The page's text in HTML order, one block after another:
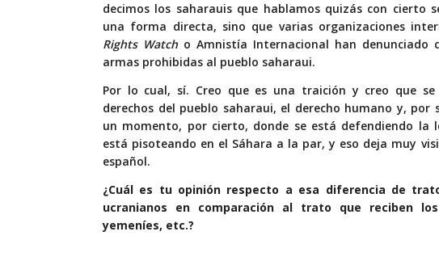
decimos los saharauis que hablamos quizás con cierto
una forma directa, sino que varias organizaciones
Rights Watch o Amnistía Internacional han denunciado
armas prohibidas al pueblo saharaui.
Por lo cual, sí. Creo que es una traición y creo que
derechos del pueblo saharaui, el derecho humano y,
un momento, por cierto, donde se está defendiendo la
está pisoteando en el Sáhara a la par, y eso deja muy
español.
¿Cuál es tu opinión respecto a esa diferencia de
ucranianos en comparación al trato que reciben
yemeníes, etc.?